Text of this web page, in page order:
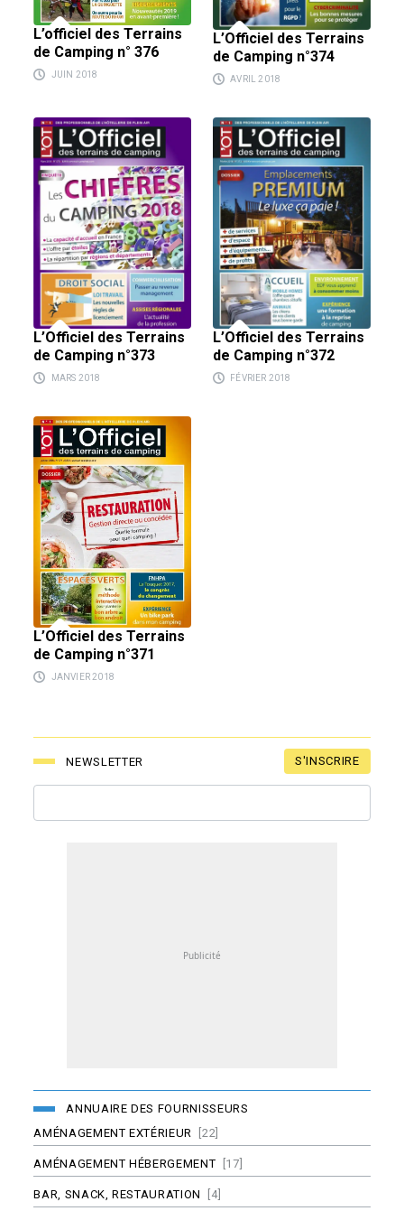
L’officiel des Terrains
de Camping n° 376
JUIN 2018
L’Officiel des Terrains
de Camping n°374
AVRIL 2018
L’Officiel des Terrains
de Camping n°373
MARS 2018
L’Officiel des Terrains
de Camping n°372
FÉVRIER 2018
L’Officiel des Terrains
de Camping n°371
JANVIER 2018
NEWSLETTER S'INSCRIRE
ANNUAIRE DES FOURNISSEURS
AMÉNAGEMENT EXTÉRIEUR [22]
AMÉNAGEMENT HÉBERGEMENT [17]
BAR, SNACK, RESTAURATION [4]